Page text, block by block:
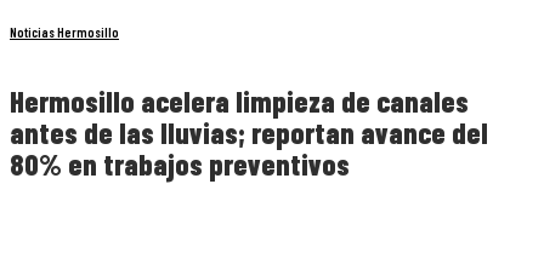
Noticias Hermosillo
Hermosillo acelera limpieza de canales
antes de las lluvias; reportan avance del
80% en trabajos preventivos